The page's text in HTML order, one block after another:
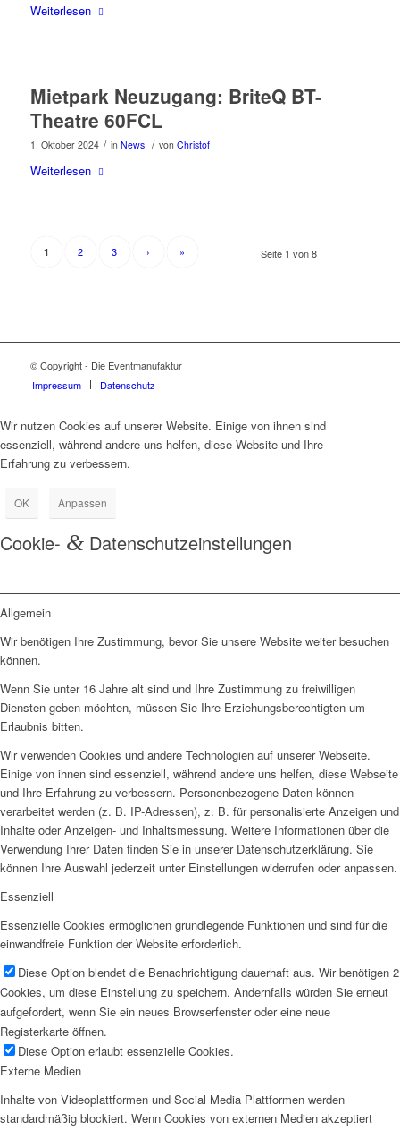
Weiterlesen
Mietpark Neuzugang: BriteQ BT-
Theatre 60FCL
1. Oktober 2024 / in News / von Christof
Weiterlesen
Seite 1 von 8
1 2 3 › »
© Copyright - Die Eventmanufaktur
Impressum
Datenschutz
Wir nutzen Cookies auf unserer Website. Einige von ihnen sind
essenziell, während andere uns helfen, diese Website und Ihre
Erfahrung zu verbessern.
OK Anpassen
Cookie- & Datenschutzeinstellungen
Allgemein
Wir benötigen Ihre Zustimmung, bevor Sie unsere Website weiter besuchen
können.
Wenn Sie unter 16 Jahre alt sind und Ihre Zustimmung zu freiwilligen
Diensten geben möchten, müssen Sie Ihre Erziehungsberechtigten um
Erlaubnis bitten.
Wir verwenden Cookies und andere Technologien auf unserer Webseite.
Einige von ihnen sind essenziell, während andere uns helfen, diese Webseite
und Ihre Erfahrung zu verbessern. Personenbezogene Daten können
verarbeitet werden (z. B. IP-Adressen), z. B. für personalisierte Anzeigen und
Inhalte oder Anzeigen- und Inhaltsmessung. Weitere Informationen über die
Verwendung Ihrer Daten finden Sie in unserer Datenschutzerklärung. Sie
können Ihre Auswahl jederzeit unter Einstellungen widerrufen oder anpassen.
Essenziell
Essenzielle Cookies ermöglichen grundlegende Funktionen und sind für die
einwandfreie Funktion der Website erforderlich.
Diese Option blendet die Benachrichtigung dauerhaft aus. Wir benötigen 2
Cookies, um diese Einstellung zu speichern. Andernfalls würden Sie erneut
aufgefordert, wenn Sie ein neues Browserfenster oder eine neue
Registerkarte öffnen.
Diese Option erlaubt essenzielle Cookies.
Externe Medien
Inhalte von Videoplattformen und Social Media Plattformen werden
standardmäßig blockiert. Wenn Cookies von externen Medien akzeptiert